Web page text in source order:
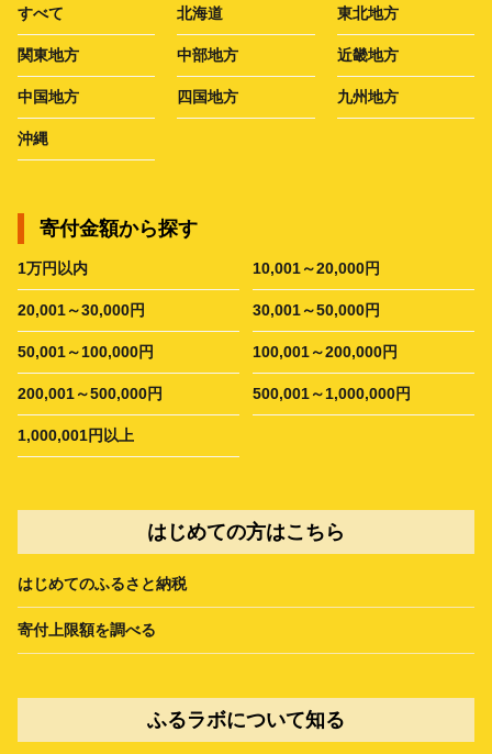
すべて 北海道 東北地方
関東地方 中部地方 近畿地方
中国地方 四国地方 九州地方
沖縄
寄付金額から探す
1万円以内 10,001～20,000円
20,001～30,000円 30,001～50,000円
50,001～100,000円 100,001～200,000円
200,001～500,000円 500,001～1,000,000円
1,000,001円以上
はじめての方はこちら
はじめてのふるさと納税
寄付上限額を調べる
ふるラボについて知る